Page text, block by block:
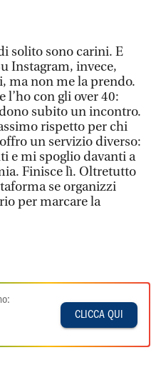
solito sono carini. E
Instagram, invece,
ma non me la prendo.
l’ho con gli over 40:
subito un incontro.
rispetto per chi
un servizio diverso:
e mi spoglio davanti a
Finisce lì. Oltretutto
se organizzi
per marcare la
CLICCA QUI